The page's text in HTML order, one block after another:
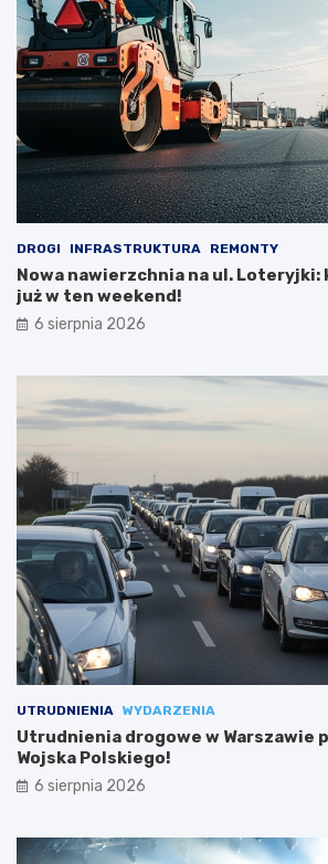
DROGI INFRASTRUKTURA REMONTY
Nowa nawierzchnia na ul.
już w ten weekend!
6 sierpnia 2026
UTRUDNIENIA WYDARZENIA
Utrudnienia drogowe w Warszawie
Wojska Polskiego!
6 sierpnia 2026